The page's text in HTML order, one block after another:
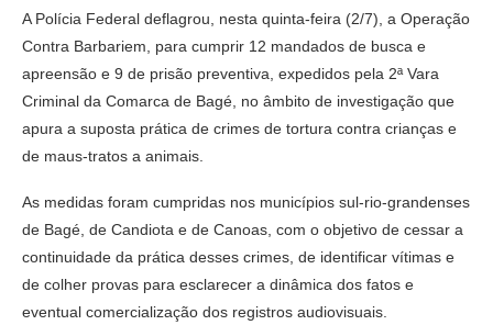
A Polícia Federal deflagrou, nesta quinta-feira (2/7), a Operação
Contra Barbariem, para cumprir 12 mandados de busca e
apreensão e 9 de prisão preventiva, expedidos pela 2ª Vara
Criminal da Comarca de Bagé, no âmbito de investigação que
apura a suposta prática de crimes de tortura contra crianças e
de maus-tratos a animais.
As medidas foram cumpridas nos municípios sul-rio-grandenses
de Bagé, de Candiota e de Canoas, com o objetivo de cessar a
continuidade da prática desses crimes, de identificar vítimas e
de colher provas para esclarecer a dinâmica dos fatos e
eventual comercialização dos registros audiovisuais.